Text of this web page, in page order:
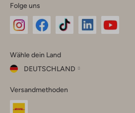
Folge uns
Instagram
Facebook
TikTok
Wähle dein Land
DEUTSCHLAND
dein
Land
Versandmethoden